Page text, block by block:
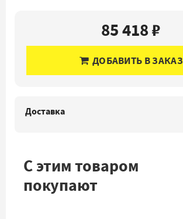
85 418 ₽
ДОБАВИТЬ В ЗАКАЗ
Доставка
С этим товаром
покупают